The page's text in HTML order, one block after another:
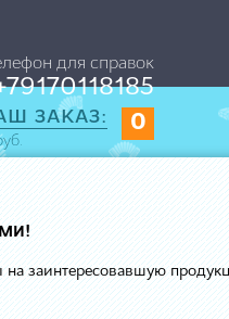
для справок
0
ЗАКАЗ:
заинтересовавшую